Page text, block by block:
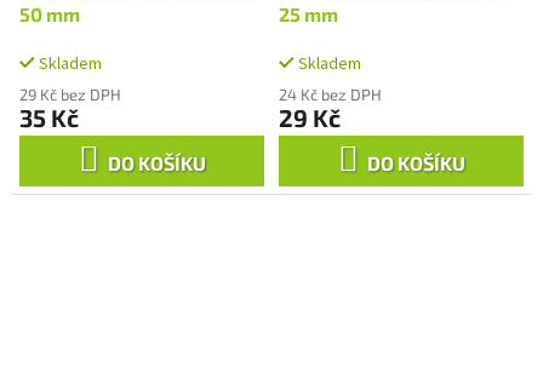
50 mm
Skladem
29 Kč bez DPH
35 Kč
DO KOŠÍKU
25 mm
Skladem
24 Kč bez DPH
29 Kč
DO KOŠÍKU